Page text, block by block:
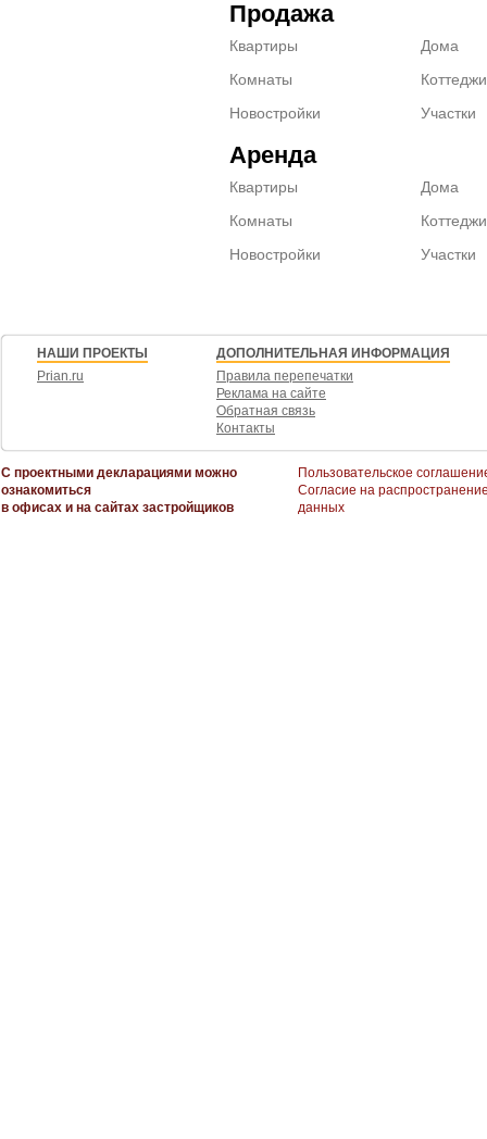
Продажа
Квартиры
Комнаты
Новостройки
Дома
Коттеджи
Участки
Аренда
Квартиры
Комнаты
Новостройки
Дома
Коттеджи
Участки
НАШИ ПРОЕКТЫ
Prian.ru
ДОПОЛНИТЕЛЬНАЯ ИНФОРМАЦИЯ
Правила перепечатки
Реклама на сайте
Обратная связь
Контакты
С проектными декларациями можно
ознакомиться
в офисах и на сайтах застройщиков
Пользовательское
Согласие на
данных